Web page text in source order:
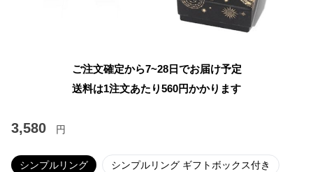
ご注文確定から7~28日でお届け予定
送料は1注文あたり560円かかります
3,580 円
シンプルリング シンプルリング ギフトボックス付き